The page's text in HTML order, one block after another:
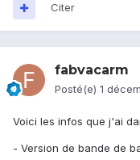
Citer
fabvacarm
Posté(e) 1
Voici les infos que j'ai
- Version de bande de